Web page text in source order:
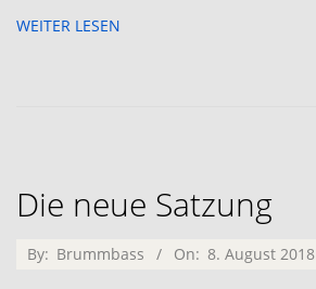
WEITER LESEN
Die neue Satzung
2018-
By: Brummbass On: 8. August 2018